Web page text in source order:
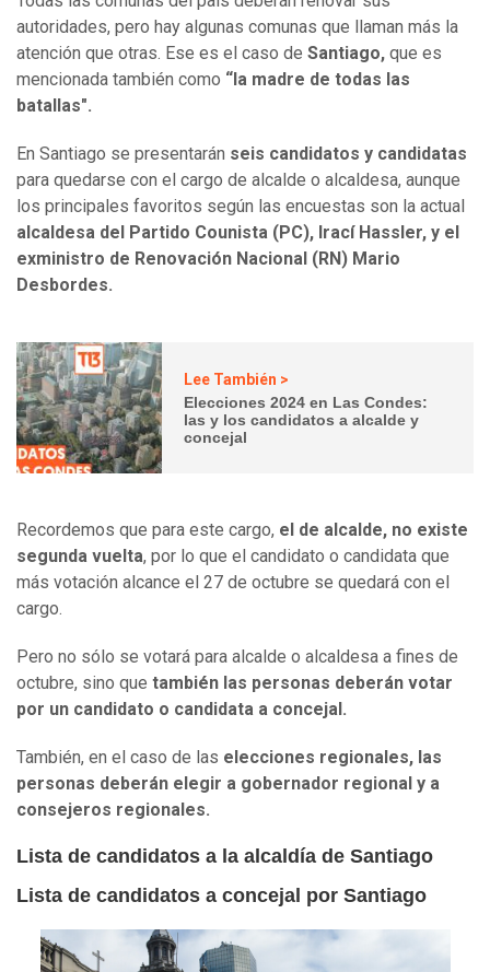
autoridades, pero hay algunas comunas que llaman más la
atención que otras. Ese es el caso de Santiago, que es
mencionada también como “la madre de todas las
batallas".
En Santiago se presentarán seis candidatos y candidatas
para quedarse con el cargo de alcalde o alcaldesa, aunque
los principales favoritos según las encuestas son la actual
alcaldesa del Partido Counista (PC), Irací Hassler, y el
exministro de Renovación Nacional (RN) Mario
Desbordes.
Lee También >
Elecciones 2024 en Las Condes:
las y los candidatos a alcalde y
concejal
Recordemos que para este cargo, el de alcalde, no existe
segunda vuelta, por lo que el candidato o candidata que
más votación alcance el 27 de octubre se quedará con el
cargo.
Pero no sólo se votará para alcalde o alcaldesa a fines de
octubre, sino que también las personas deberán votar
por un candidato o candidata a concejal.
También, en el caso de las elecciones regionales, las
personas deberán elegir a gobernador regional y a
consejeros regionales.
Lista de candidatos a la alcaldía de Santiago
Lista de candidatos a concejal por Santiago